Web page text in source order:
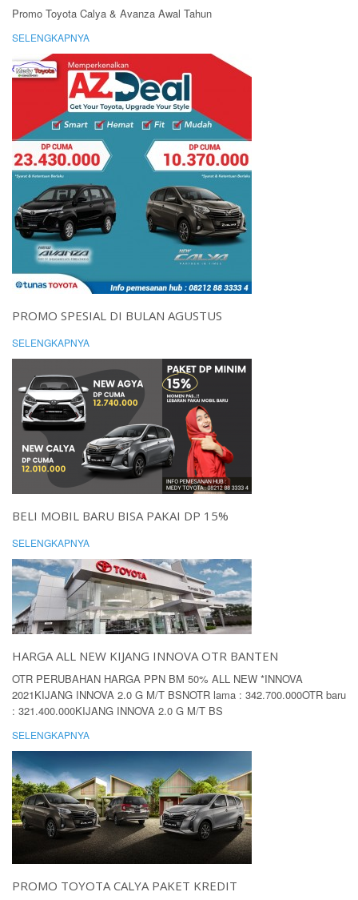
Promo Toyota Calya & Avanza Awal Tahun
SELENGKAPNYA
PROMO SPESIAL DI BULAN AGUSTUS
SELENGKAPNYA
BELI MOBIL BARU BISA PAKAI DP 15%
SELENGKAPNYA
HARGA ALL NEW KIJANG INNOVA OTR BANTEN
OTR PERUBAHAN HARGA PPN BM 50% ALL NEW *INNOVA
2021KIJANG INNOVA 2.0 G M/T BSNOTR lama : 342.700.000OTR baru
: 321.400.000KIJANG INNOVA 2.0 G M/T BS
SELENGKAPNYA
PROMO TOYOTA CALYA PAKET KREDIT